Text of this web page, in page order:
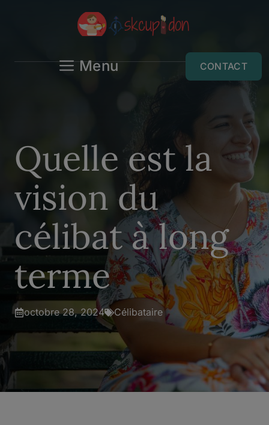
Menu CONTACT
Quelle est la
vision du
célibat à long
terme
octobre 28, 2024 Célibataire